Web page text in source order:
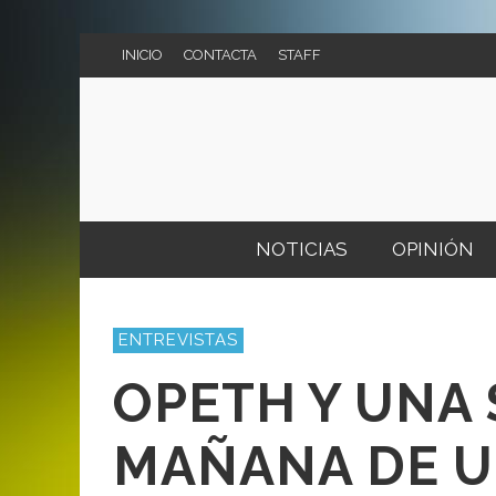
INICIO CONTACTA STAFF
NOTICIAS OPINIÓN
VS.
FESTIVALES
AGENDA DE CONCIERTOS
LIV
ENTREVISTAS
OPETH Y UNA
MAÑANA DE